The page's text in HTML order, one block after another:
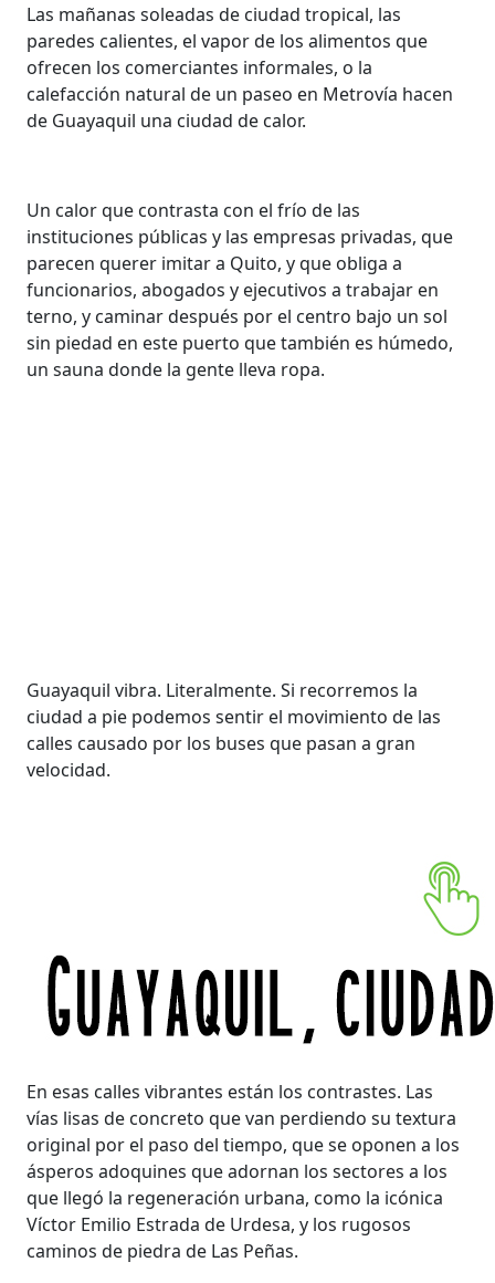
Las mañanas soleadas de ciudad tropical, las
paredes calientes, el vapor de los alimentos que
ofrecen los comerciantes informales, o la
calefacción natural de un paseo en Metrovía hacen
de Guayaquil una ciudad de calor.
Un calor que contrasta con el frío de las
instituciones públicas y las empresas privadas, que
parecen querer imitar a Quito, y que obliga a
funcionarios, abogados y ejecutivos a trabajar en
terno, y caminar después por el centro bajo un sol
sin piedad en este puerto que también es húmedo,
un sauna donde la gente lleva ropa.
Guayaquil vibra. Literalmente. Si recorremos la
ciudad a pie podemos sentir el movimiento de las
calles causado por los buses que pasan a gran
velocidad.
En esas calles vibrantes están los contrastes. Las
vías lisas de concreto que van perdiendo su textura
original por el paso del tiempo, que se oponen a los
ásperos adoquines que adornan los sectores a los
que llegó la regeneración urbana, como la icónica
Víctor Emilio Estrada de Urdesa, y los rugosos
caminos de piedra de Las Peñas.